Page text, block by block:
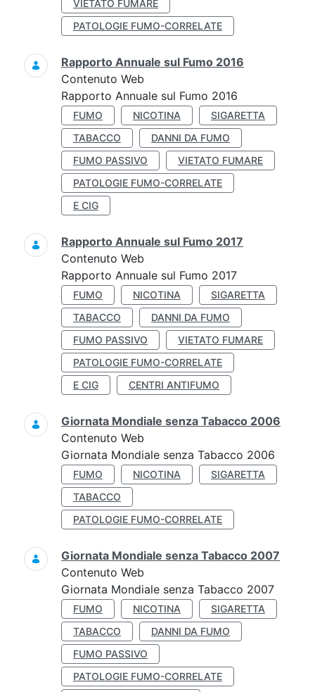
VIETATO FUMARE
PATOLOGIE FUMO-CORRELATE
Rapporto Annuale sul Fumo 2016
Contenuto Web
Rapporto Annuale sul Fumo 2016
FUMO NICOTINA
SIGARETTA
TABACCO
DANNI DA FUMO
FUMO PASSIVO
VIETATO FUMARE
PATOLOGIE FUMO-CORRELATE
E CIG
Rapporto Annuale sul Fumo 2017
Contenuto Web
Rapporto Annuale sul Fumo 2017
FUMO NICOTINA
SIGARETTA
TABACCO
DANNI DA FUMO
FUMO PASSIVO
VIETATO FUMARE
PATOLOGIE FUMO-CORRELATE
E CIG
CENTRI ANTIFUMO
Giornata Mondiale senza Tabacco 2006
Contenuto Web
Giornata Mondiale senza Tabacco 2006
FUMO NICOTINA
SIGARETTA
TABACCO
PATOLOGIE FUMO-CORRELATE
Giornata Mondiale senza Tabacco 2007
Contenuto Web
Giornata Mondiale senza Tabacco 2007
FUMO NICOTINA
SIGARETTA
TABACCO
DANNI DA FUMO
FUMO PASSIVO
PATOLOGIE FUMO-CORRELATE